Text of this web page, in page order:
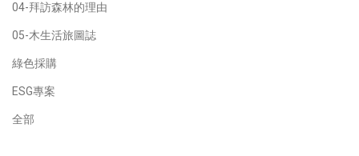
04-拜訪森林的理由
05-木生活旅圖誌
綠色採購
ESG專案
全部